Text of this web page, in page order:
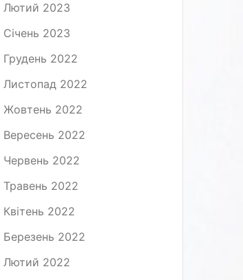
Лютий 2023
Січень 2023
Грудень 2022
Листопад 2022
Жовтень 2022
Вересень 2022
Червень 2022
Травень 2022
Квітень 2022
Березень 2022
Лютий 2022